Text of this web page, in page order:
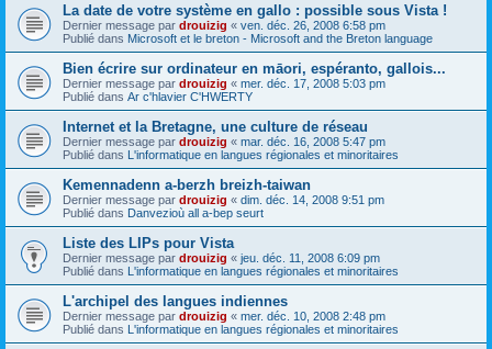
La date de votre système en gallo : possible sous Vista !
Dernier message par drouizig « ven. déc. 26, 2008 6:58 pm
Publié dans Microsoft et le breton - Microsoft and the Breton language
Bien écrire sur ordinateur en māori, espéranto, gallois...
Dernier message par drouizig « mer. déc. 17, 2008 5:03 pm
Publié dans Ar c'hlavier C'HWERTY
Internet et la Bretagne, une culture de réseau
Dernier message par drouizig « mar. déc. 16, 2008 5:47 pm
Publié dans L'informatique en langues régionales et minoritaires
Kemennadenn a-berzh breizh-taiwan
Dernier message par drouizig « dim. déc. 14, 2008 9:51 pm
Publié dans Danvezioù all a-bep seurt
Liste des LIPs pour Vista
Dernier message par drouizig « jeu. déc. 11, 2008 6:09 pm
Publié dans L'informatique en langues régionales et minoritaires
L'archipel des langues indiennes
Dernier message par drouizig « mer. déc. 10, 2008 2:48 pm
Publié dans L'informatique en langues régionales et minoritaires